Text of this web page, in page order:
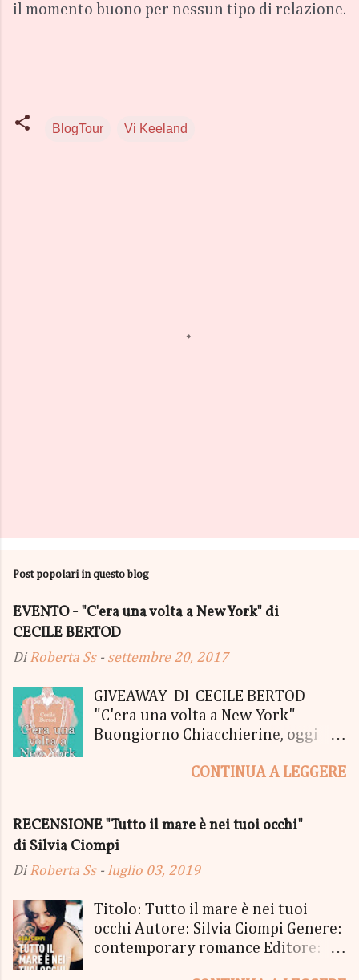
il momento buono per nessun tipo di relazione.
BlogTour Vi Keeland
Post popolari in questo blog
EVENTO - "C'era una volta a New York" di
CECILE BERTOD
Di Roberta Ss - settembre 20, 2017
GIVEAWAY DI CECILE BERTOD
"C'era una volta a New York"
Buongiorno Chiacchierine, oggi
lanciamo il SUPER MEGA GIVEAWAY
05 Ottobre di "C'era una volta a
New York", edito Newton Compton.
Un Giveaway molto ricco per la
Premio, che si aggiudicherà tutto
in Un bel PACCO SORPRESA: - La
Copia Cartacea di "C'era una volta a
CONTINUA A LEGGERE
RECENSIONE "Tutto il mare è nei tuoi occhi"
di Silvia Ciompi
Di Roberta Ss - luglio 03, 2019
Titolo: Tutto il mare è nei tuoi
occhi Autore: Silvia Ciompi Genere:
contemporary romance Editore: